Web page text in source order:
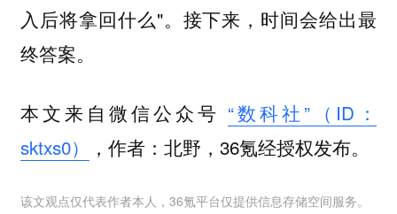
入后将拿回什么"。接下来，时间会给出最
终答案。
本文来自微信公众号 “数科社”（ID：
sktxs0）
，作者：北野，36氪经授权发布。
该文观点仅代表作者本人，36氪平台仅提供信息存储空间服务。